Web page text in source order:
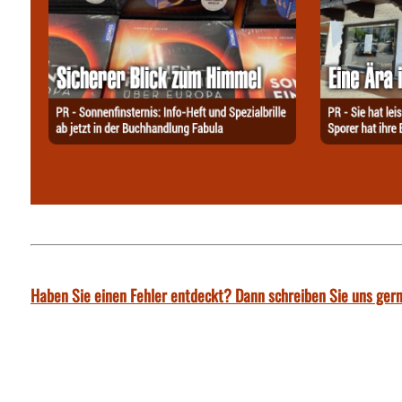
Haben Sie einen Fehler entdeckt? Dann schreiben Sie uns